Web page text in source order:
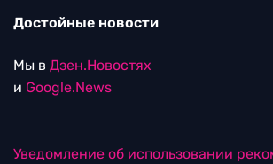
Достойные новости
Мы в Дзен.Новостях
и Google.News
Уведомление об использовании